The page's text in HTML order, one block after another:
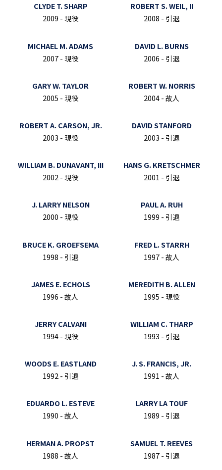
CLYDE T. SHARP
2009 - 現役
ROBERT S. WEIL, II
2008 - 引退
MICHAEL M. ADAMS
2007 - 現役
DAVID L. BURNS
2006 - 引退
GARY W. TAYLOR
2005 - 現役
ROBERT W. NORRIS
2004 - 故人
ROBERT A. CARSON, JR.
2003 - 現役
DAVID STANFORD
2003 - 引退
WILLIAM B. DUNAVANT, III
2002 - 現役
HANS G. KRETSCHMER
2001 - 引退
J. LARRY NELSON
2000 - 現役
PAUL A. RUH
1999 - 引退
BRUCE K. GROEFSEMA
1998 - 引退
FRED L. STARRH
1997 - 故人
JAMES E. ECHOLS
1996 - 故人
MEREDITH B. ALLEN
1995 - 現役
JERRY CALVANI
1994 - 現役
WILLIAM C. THARP
1993 - 引退
WOODS E. EASTLAND
1992 - 引退
J. S. FRANCIS, JR.
1991 - 故人
EDUARDO L. ESTEVE
1990 - 故人
LARRY LA TOUF
1989 - 引退
HERMAN A. PROPST
1988 - 故人
SAMUEL T. REEVES
1987 - 引退